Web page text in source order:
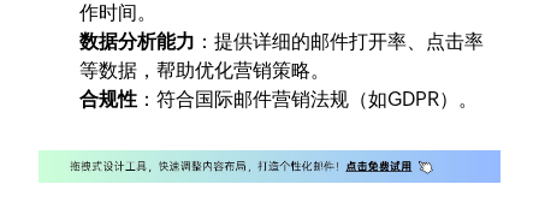
作时间。
数据分析能力 ：提供详细的邮件打开率、点击率
等数据，帮助优化营销策略。
合规性 ：符合国际邮件营销法规（如GDPR）。